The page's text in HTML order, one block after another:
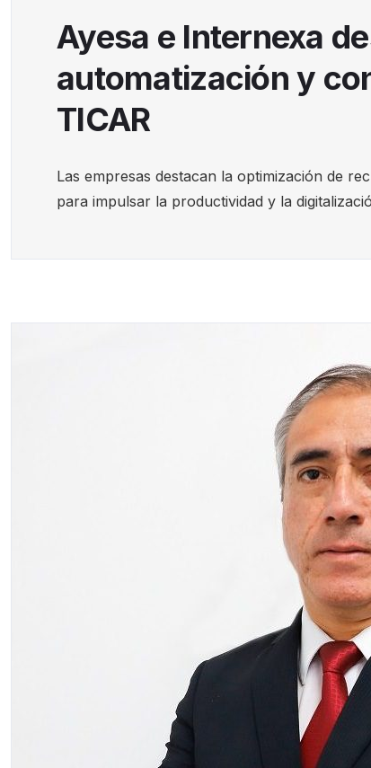
Ayesa e Internexa
automatización y
TICAR
Las empresas destacan la optimización de
para impulsar la productividad y la